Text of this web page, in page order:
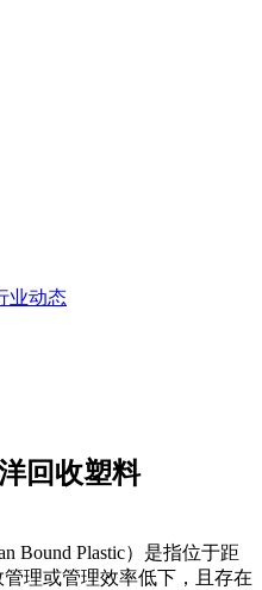
业动态
回收塑料
Bound Plastic）是指位于距
理或管理效率低下，且存在